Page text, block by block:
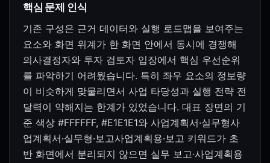
핵심 문제 인식
기존 구성은 근거 데이터와 실행 로드맵을 보여주는
요소와 화면 위계가 한 화면 안에서 동시에 경쟁해
의사결정자와 투자 검토자 입장에서 핵심 우선순위
를 파악하기 어려웠습니다. 특히 좌우 요소의 정보량
이 비슷하게 맞물리면서 사업 타당성과 실행 전략 전
달력이 약해지는 한계가 있었습니다. 대표 장면의 기
준 색상 #FFFFFF, #E1E1E1와 사업계획서·실무형사
업계획서·실무형·보고사업계획용·보고 키워드가 초
반 화면에서 분리되지 않으면 실무 보고·사업계획용